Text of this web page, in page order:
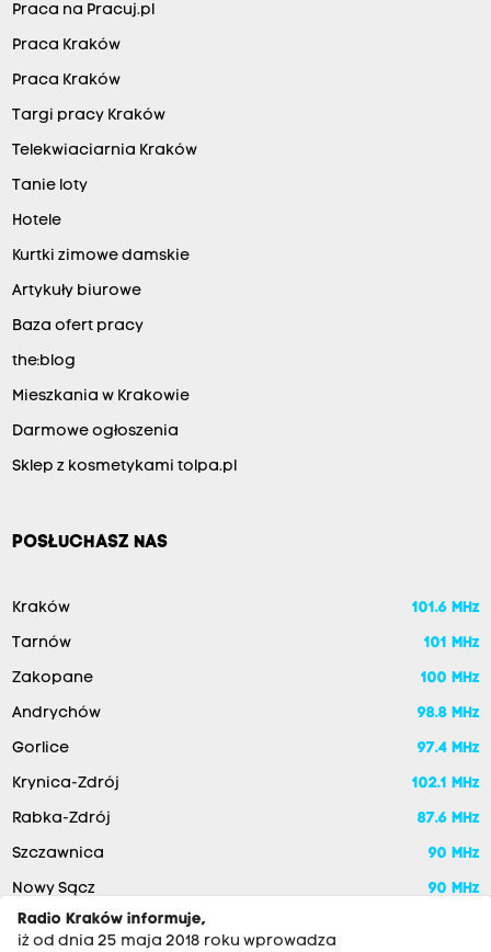
Praca na Pracuj.pl
Praca Kraków
Praca Kraków
Targi pracy Kraków
Telekwiaciarnia Kraków
Tanie loty
Hotele
Kurtki zimowe damskie
Artykuły biurowe
Baza ofert pracy
the:blog
Mieszkania w Krakowie
Darmowe ogłoszenia
Sklep z kosmetykami tolpa.pl
POSŁUCHASZ NAS
Kraków 101.6 MHz
Tarnów 101 MHz
Zakopane 100 MHz
Andrychów 98.8 MHz
Gorlice 97.4 MHz
Krynica-Zdrój 102.1 MHz
Rabka-Zdrój 87.6 MHz
Szczawnica 90 MHz
Nowy Sącz
90 MHz
Radio Kraków informuje,
iż od dnia 25 maja 2018 roku wprowadza